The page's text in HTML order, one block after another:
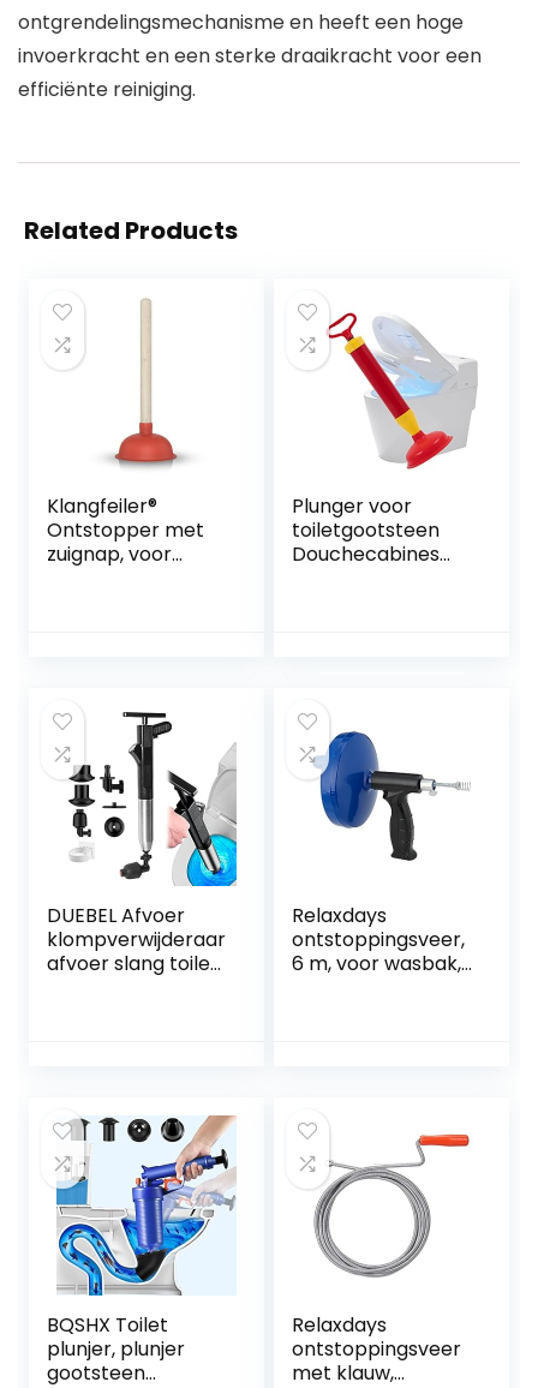
ontgrendelingsmechanisme en heeft een hoge
invoerkracht en een sterke draaikracht voor een
efficiënte reiniging.
Related Products
Klangfeiler®
Ontstopper met
zuignap, voor
Plunger voor
toiletgootsteen
Douchecabines
Hogedruktoiletzuig
er voor keuken
Badkamer
Douchebad (Red 1)
DUEBEL Afvoer
klompverwijderaar
afvoer slang toilet
gootsteen plunjer
sanitair slang
(zwart)
Relaxdays
ontstoppingsveer,
6 m, voor wasbak,
BQSHX Toilet
plunjer, plunjer
gootsteen
Relaxdays
ontstoppingsveer
met klauw,